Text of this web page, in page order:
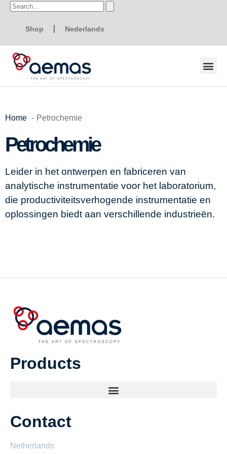
Shop Nederlands
Home Petrochemie
Petrochemie
Leider in het ontwerpen en fabriceren van
analytische instrumentatie voor het laboratorium,
die productiviteitsverhogende instrumentatie en
oplossingen biedt aan verschillende industrieën.
Products
Contact
Netherlands